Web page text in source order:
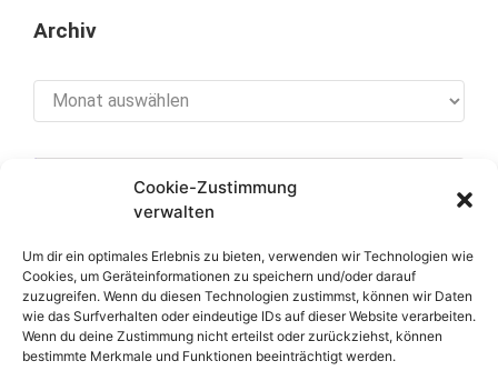
Cookie-Zustimmung
verwalten
Um dir ein optimales Erlebnis zu bieten, verwenden wir Technologien wie
Cookies, um Geräteinformationen zu speichern und/oder darauf
zuzugreifen. Wenn du diesen Technologien zustimmst, können wir Daten
wie das Surfverhalten oder eindeutige IDs auf dieser Website verarbeiten.
Wenn du deine Zustimmung nicht erteilst oder zurückziehst, können
bestimmte Merkmale und Funktionen beeinträchtigt werden.
Archiv
[cookies_revoke]
Über diese Seite
Datenschutzerklärung